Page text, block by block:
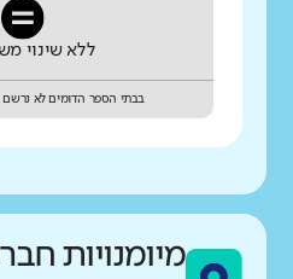
ללא שינוי
בבתי הספר הדומים לא נרשם
מיומנויות